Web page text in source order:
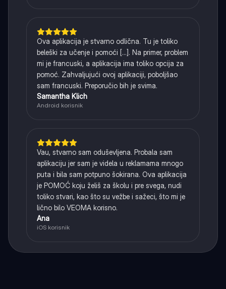
Ova aplikacija je stvarno odlična. Tu je toliko
beleški za učenje i pomoći [...]. Na primer, problem
mi je francuski, a aplikacija ima toliko opcija za
pomoć. Zahvaljujući ovoj aplikaciji, poboljšao
sam francuski. Preporučio bih je svima.
Samantha Klich
Android korisnik
Vau, stvarno sam oduševljena. Probala sam
aplikaciju jer sam je videla u reklamama mnogo
puta i bila sam potpuno šokirana. Ova aplikacija
je POMOĆ koju želiš za školu i pre svega, nudi
toliko stvari, kao što su vežbe i sažeci, što mi je
lično bilo VEOMA korisno.
Ana
iOS korisnik